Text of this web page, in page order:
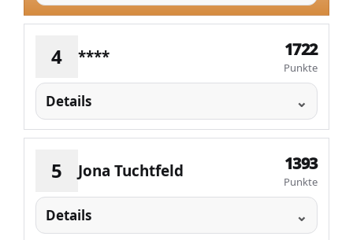
4 **** 1722
Punkte
Details
5 Jona Tuchtfeld 1393
Punkte
Details